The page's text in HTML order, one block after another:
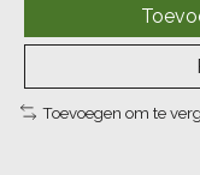
Toevoegen om te